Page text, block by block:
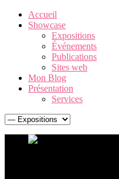
Accueil
Showcase
Expositions
Événements
Publications
Sites web
Mon Blog
Présentation
Services